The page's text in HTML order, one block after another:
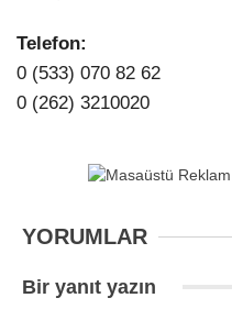
Telefon:
0 (533) 070 82 62
0 (262) 3210020
YORUMLAR
Bir yanıt yazın